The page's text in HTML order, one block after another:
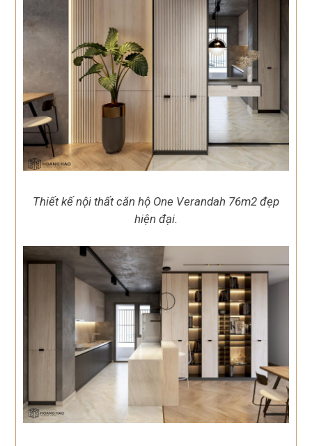
Thiết kế nội thất căn hộ One Verandah 76m2 đẹp
hiện đại.